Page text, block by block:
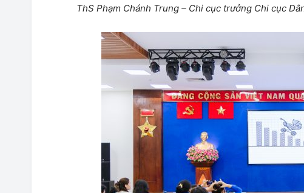
ThS Phạm Chánh Trung – Chi cục trưởng Chi cục